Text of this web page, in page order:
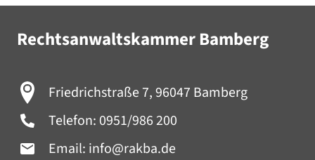
Rechtsanwaltskammer Bamberg
Friedrichstraße 7, 96047 Bamberg
Telefon: 0951/986 200
Email: info@rakba.de